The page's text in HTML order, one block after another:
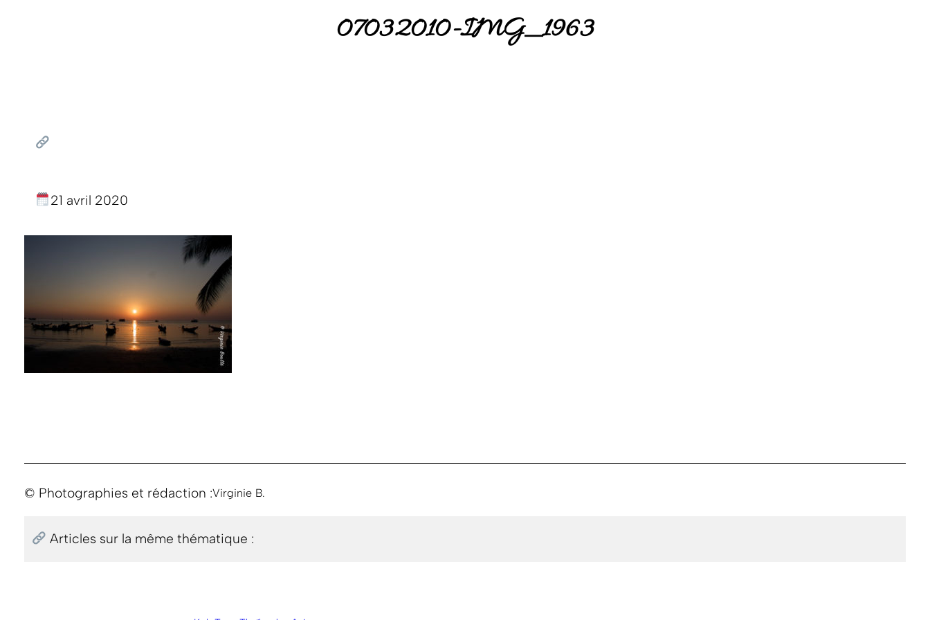
07032010-IMG_1963
21 avril 2020
© Photographies et rédaction :Virginie B.
Articles sur la même thématique :